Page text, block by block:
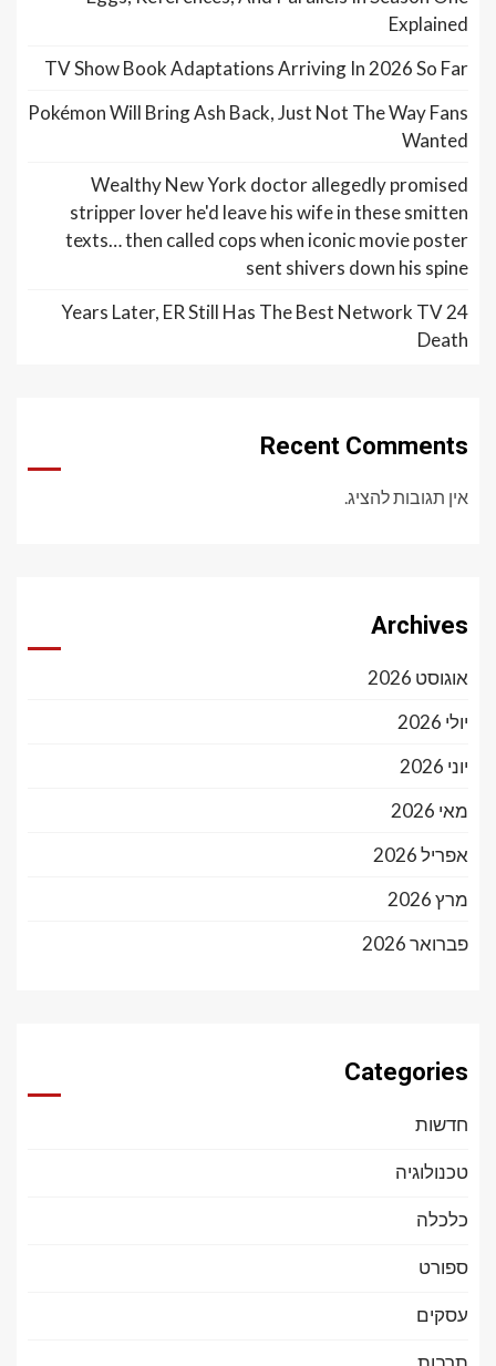
Explained
TV Show Book Adaptations Arriving In 2026 So Far
Pokémon Will Bring Ash Back, Just Not The Way Fans
Wanted
Wealthy New York doctor allegedly promised
stripper lover he'd leave his wife in these smitten
texts… then called cops when iconic movie poster
sent shivers down his spine
24 Years Later, ER Still Has The Best Network TV
Death
Recent Comments
אין תגובות להציג.
Archives
אוגוסט 2026
יולי 2026
יוני 2026
מאי 2026
אפריל 2026
מרץ 2026
פברואר 2026
Categories
חדשות
טכנולוגיה
כלכלה
ספורט
עסקים